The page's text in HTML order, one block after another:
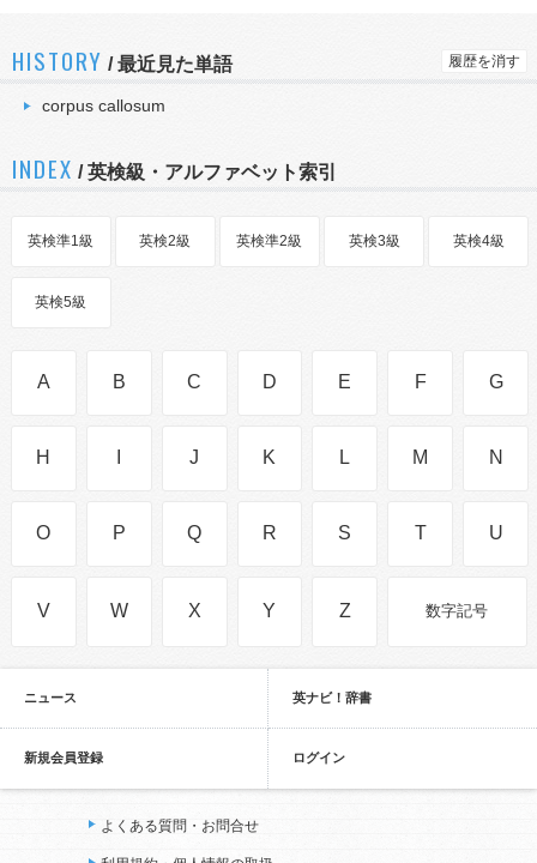
HISTORY /最近見た単語 履歴を消す
corpus callosum
INDEX / 英検級・アルファベット索引
英検準1級 英検2級 英検準2級 英検3級 英検4級
英検5級
A B C D E F G
H J K L M N
O P Q R S T U
V W X Y Z 数字記号
ニュース 英ナビ！辞書
新規会員登録 ログイン
よくある質問・お問合せ